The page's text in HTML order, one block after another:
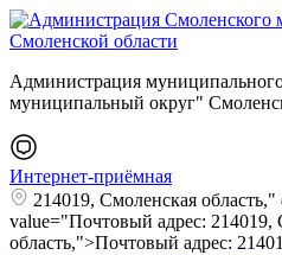
Администрация
муниципальный округ"
Интернет-приёмная
214019, Смоленская
value="Почтовый адрес: 214019,
область,">Почтовый адрес: